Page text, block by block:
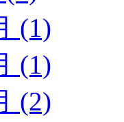
(1)
(1)
(2)